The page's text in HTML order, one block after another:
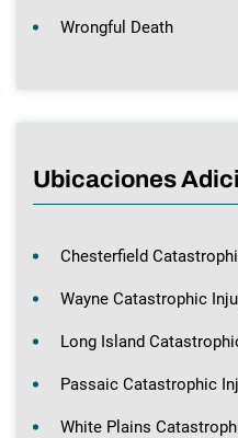
Wrongful Death
Ubicaciones
Chesterfield
Wayne Catastrophic
Long Island
Passaic Catastrophic
White Plains